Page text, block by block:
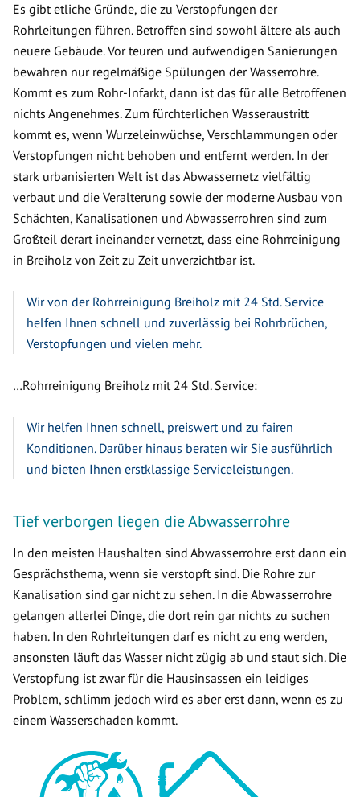
Es gibt etliche Gründe, die zu Verstopfungen der
Rohrleitungen führen. Betroffen sind sowohl ältere als auch
neuere Gebäude. Vor teuren und aufwendigen Sanierungen
bewahren nur regelmäßige Spülungen der Wasserrohre.
Kommt es zum Rohr-Infarkt, dann ist das für alle Betroffenen
nichts Angenehmes. Zum fürchterlichen Wasseraustritt
kommt es, wenn Wurzeleinwüchse, Verschlammungen oder
Verstopfungen nicht behoben und entfernt werden. In der
stark urbanisierten Welt ist das Abwassernetz vielfältig
verbaut und die Veralterung sowie der moderne Ausbau von
Schächten, Kanalisationen und Abwasserrohren sind zum
Großteil derart ineinander vernetzt, dass eine Rohrreinigung
in Breiholz von Zeit zu Zeit unverzichtbar ist.
Wir von der Rohrreinigung Breiholz mit 24 Std. Service
helfen Ihnen schnell und zuverlässig bei Rohrbrüchen,
Verstopfungen und vielen mehr.
…Rohrreinigung Breiholz mit 24 Std. Service:
Wir helfen Ihnen schnell, preiswert und zu fairen
Konditionen. Darüber hinaus beraten wir Sie ausführlich
und bieten Ihnen erstklassige Serviceleistungen.
Tief verborgen liegen die Abwasserrohre
In den meisten Haushalten sind Abwasserrohre erst dann ein
Gesprächsthema, wenn sie verstopft sind. Die Rohre zur
Kanalisation sind gar nicht zu sehen. In die Abwasserrohre
gelangen allerlei Dinge, die dort rein gar nichts zu suchen
haben. In den Rohrleitungen darf es nicht zu eng werden,
ansonsten läuft das Wasser nicht zügig ab und staut sich. Die
Verstopfung ist zwar für die Hausinsassen ein leidiges
Problem, schlimm jedoch wird es aber erst dann, wenn es zu
einem Wasserschaden kommt.